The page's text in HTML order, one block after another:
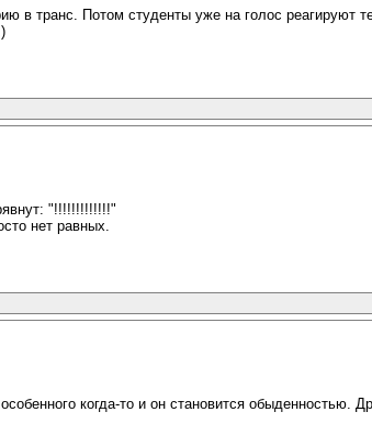
в транс. Потом студенты уже на голос реагируют
"!!!!!!!!!!!!!"
нет равных.
когда-то и он становится